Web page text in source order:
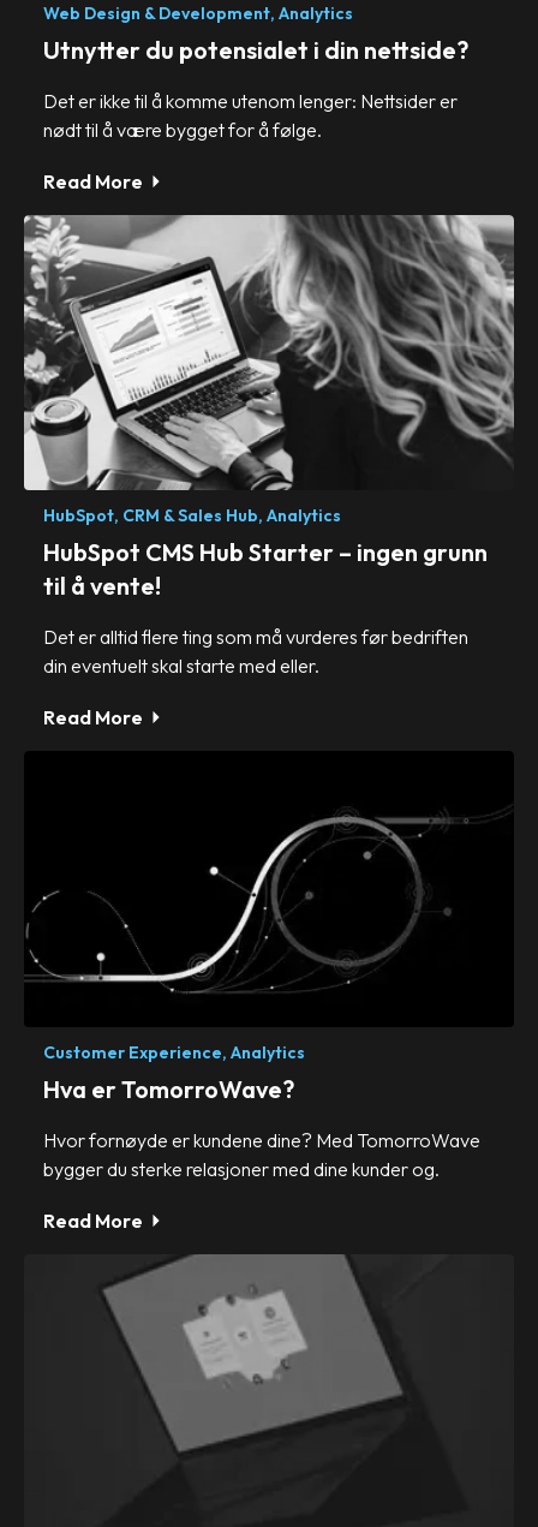
Web Design & Development, Analytics
Utnytter du potensialet i din nettside?
Det er ikke til å komme utenom lenger: Nettsider er
nødt til å være bygget for å følge.
Read More
HubSpot, CRM & Sales Hub, Analytics
HubSpot CMS Hub Starter – ingen grunn
til å vente!
Det er alltid flere ting som må vurderes før bedriften
din eventuelt skal starte med eller.
Read More
Customer Experience, Analytics
Hva er TomorroWave?
Hvor fornøyde er kundene dine? Med TomorroWave
bygger du sterke relasjoner med dine kunder og.
Read More